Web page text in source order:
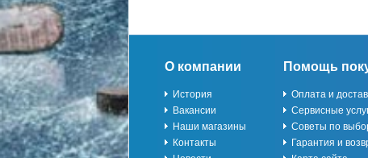
О компании
История
Вакансии
Наши магазины
Контакты
Помощь
Оплата и
Сервисные
Советы по
Гарантия и